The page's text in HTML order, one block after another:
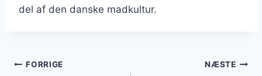
del af den danske madkultur.
Indlægsnavigation
FORRIGE NÆSTE